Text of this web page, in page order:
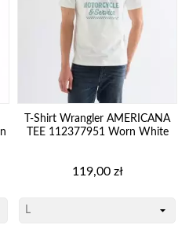
T-Shirt Wrangler AMERICANA
TEE 112377951 Worn White
Cena
119,00 zł